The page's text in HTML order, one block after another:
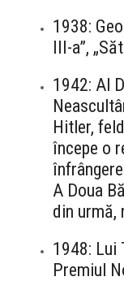
1938:
III-a”,
1942: Al
Hitler,
începe o
A Doua
din urmă,
1948: Lui
Premiul